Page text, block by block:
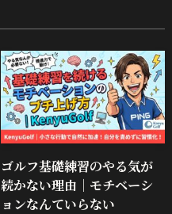
ゴルフ基礎練習のやる気が
続かない理由｜モチベーシ
ョンなんていらない